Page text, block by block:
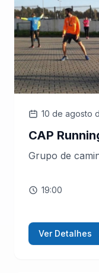
10 de agosto
CAP
Grupo de
19:00
Ver Detalhes